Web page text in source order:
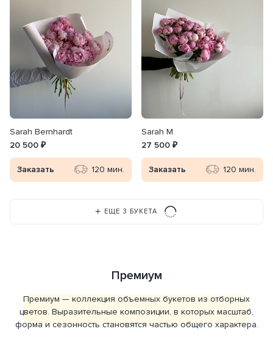
Sarah Bernhardt
20 500 ₽
Заказать 120 мин.
Sarah M
27 500 ₽
Заказать 120 мин.
ЕЩЕ 3 БУКЕТА
Премиум
Премиум — коллекция объемных букетов из отборных
цветов. Выразительные композиции, в которых масштаб,
форма и сезонность становятся частью общего характера.